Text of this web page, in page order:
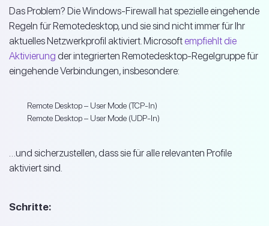
Das Problem? Die Windows-Firewall hat spezielle eingehende
Regeln für Remotedesktop, und sie sind nicht immer für Ihr
aktuelles Netzwerkprofil aktiviert. Microsoft empfiehlt die
Aktivierung der integrierten Remotedesktop-Regelgruppe für
eingehende Verbindungen, insbesondere:
Remote Desktop – User Mode (TCP-In)
Remote Desktop – User Mode (UDP-In)
…und sicherzustellen, dass sie für alle relevanten Profile
aktiviert sind.
Schritte: